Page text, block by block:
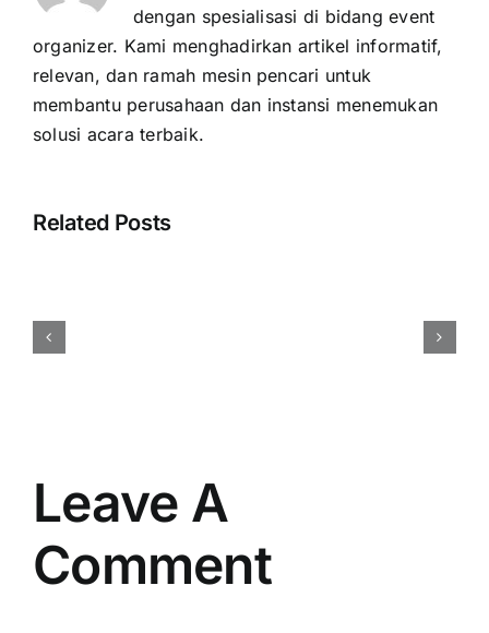
dengan spesialisasi di bidang event
organizer. Kami menghadirkan artikel informatif,
relevan, dan ramah mesin pencari untuk
membantu perusahaan dan instansi menemukan
solusi acara terbaik.
Related Posts
Leave A
Comment